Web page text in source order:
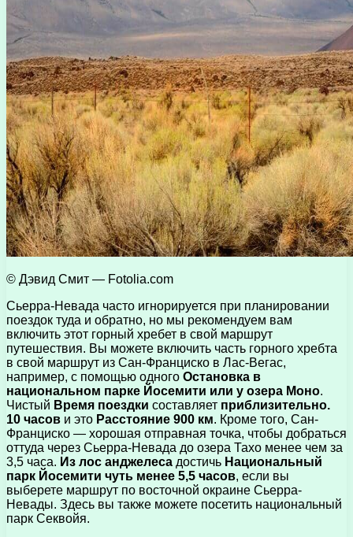
© Дэвид Смит — Fotolia.com
Сьерра-Невада часто игнорируется при планировании
поездок туда и обратно, но мы рекомендуем вам
включить этот горный хребет в свой маршрут
путешествия. Вы можете включить часть горного хребта
в свой маршрут из Сан-Франциско в Лас-Вегас,
например, с помощью одного Остановка в
национальном парке Йосемити или у озера Моно.
Чистый Время поездки составляет приблизительно.
10 часов и это Расстояние 900 км. Кроме того, Сан-
Франциско — хорошая отправная точка, чтобы добраться
оттуда через Сьерра-Невада до озера Тахо менее чем за
3,5 часа. Из лос анджелеса достичь Национальный
парк Йосемити чуть менее 5,5 часов, если вы
выберете маршрут по восточной окраине Сьерра-
Невады. Здесь вы также можете посетить национальный
парк Секвойя.